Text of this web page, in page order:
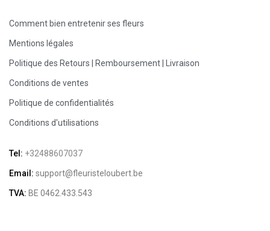
Comment bien entretenir ses fleurs
Mentions légales
Politique des Retours | Remboursement | Livraison
Conditions de ventes
Politique de confidentialités
Conditions d'utilisations
Tel: +32488607037
Email: support@fleuristeloubert.be
TVA: BE 0462.433.543